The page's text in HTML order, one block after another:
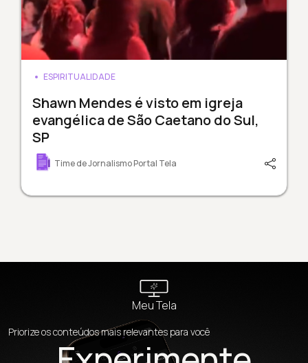
ESPIRITUALIDADE
Shawn Mendes é visto em igreja
evangélica de São Caetano do Sul,
SP
Time de Jornalismo Portal Tela
Meu Tela
Priorize os conteúdos mais relevantes para você